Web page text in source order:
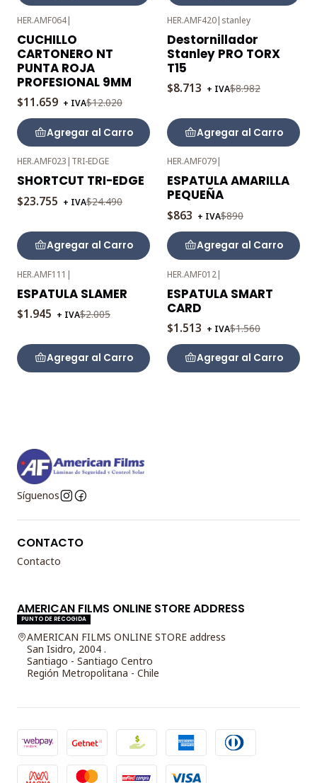
-3%
OFF
HER.AMF064|
CUCHILLO
CARTONERO NT
PUNTA ROJA
PROFESIONAL 9MM
$11.659 + IVA$12.020
Agregar al Carro
OFF
HER.AMF420| stanley
Destornillador
Stanley PRO TORX
T15
$8.713 + IVA$8.982
Agregar al Carro
-3%
OFF
HER.AMF023 | TRI-EDGE
SHORTCUT TRI-EDGE
$23.755 + IVA$24.490
Agregar al Carro
-3%
OFF
HER.AMF079|
ESPATULA AMARILLA
PEQUEÑA
$863 + IVA$890
Agregar al Carro
-3%
OFF
HER.AMF111 |
ESPATULA SLAMER
$1.945 + IVA$2.005
Agregar al Carro
-3%
OFF
HER.AMF012|
ESPATULA SMART
CARD
$1.513 + IVA$1.560
Agregar al Carro
Síguenos
CONTACTO
Contacto
AMERICAN FILMS ONLINE STORE ADDRESS
PUNTO DE RECOGIDA
AMERICAN FILMS ONLINE STORE address
San Isidro, 2004 .
Santiago - Santiago Centro
Región Metropolitana - Chile